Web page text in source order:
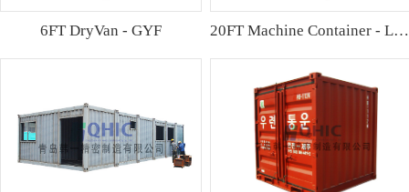
6FT DryVan - GYF 20FT Machine Container - Lamor